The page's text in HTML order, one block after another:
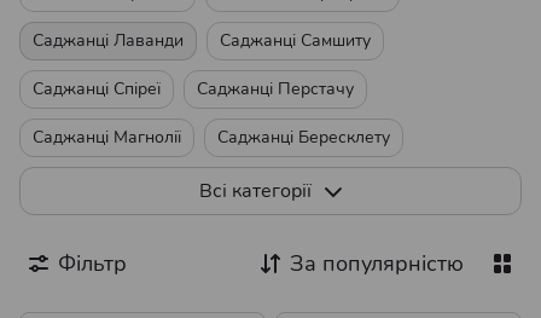
Саджанці Лаванди Саджанці Самшиту
Саджанці Спіреї Саджанці Перстачу
Саджанці Магнолії Саджанці Бересклету
Саджанці Вейгели Саджанці Піраканти
Всі категорії
Фільтр За популярністю